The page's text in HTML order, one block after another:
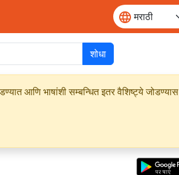
शोधा
आणि भाषांशी सम्बन्धित इतर वैशिष्ट्ये जोडण्यास